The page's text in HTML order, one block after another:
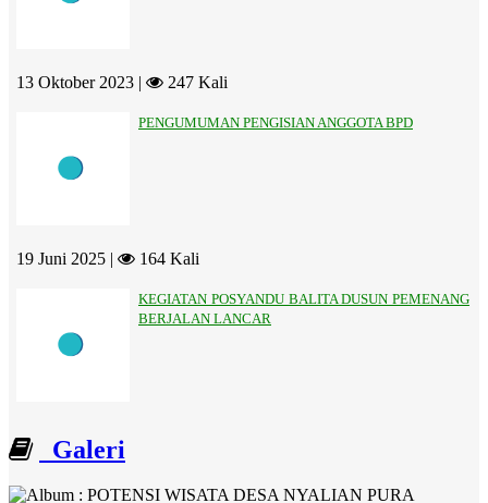
13 Oktober 2023 | 247 Kali
PENGUMUMAN PENGISIAN ANGGOTA BPD
19 Juni 2025 | 164 Kali
KEGIATAN POSYANDU BALITA DUSUN PEMENANG
BERJALAN LANCAR
Galeri